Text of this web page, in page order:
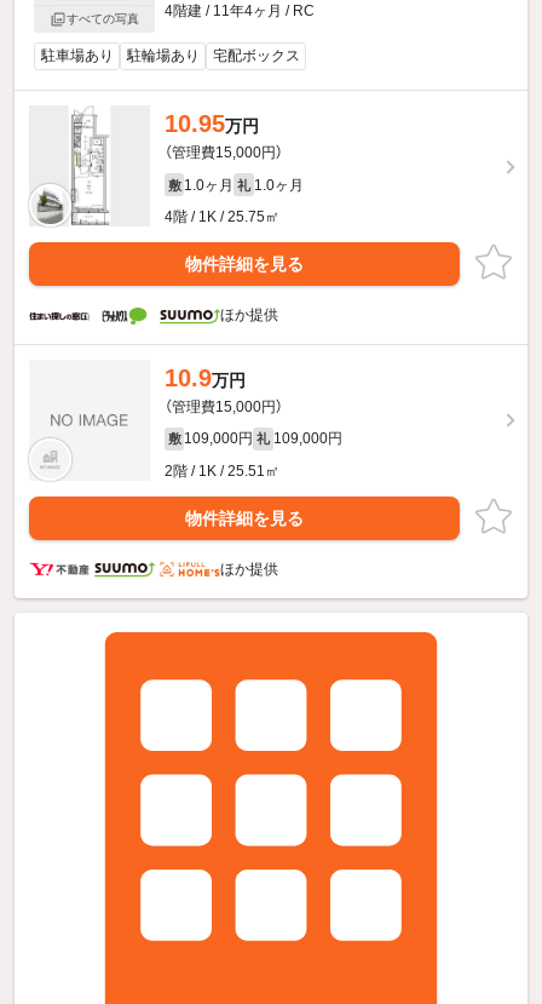
すべての写真
4階建 / 11年4ヶ月 / RC
駐車場あり 駐輪場あり 宅配ボックス
10.95万円
（管理費15,000円）
敷 1.0ヶ月 礼 1.0ヶ月
4階 / 1K / 25.75㎡
物件詳細を見る
ほか提供
10.9万円
（管理費15,000円）
敷 109,000円 礼 109,000円
2階 / 1K / 25.51㎡
物件詳細を見る
ほか提供